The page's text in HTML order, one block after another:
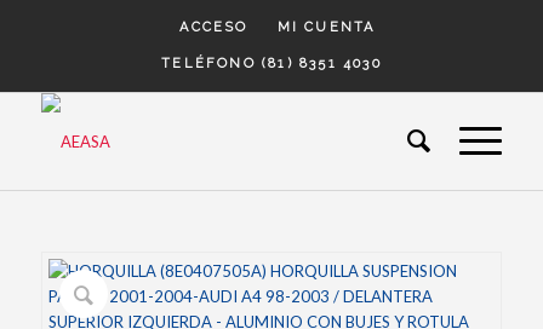
ACCESO MI CUENTA
TELÉFONO (81) 8351 4030